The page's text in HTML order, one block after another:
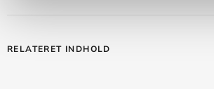
RELATERET INDHOLD